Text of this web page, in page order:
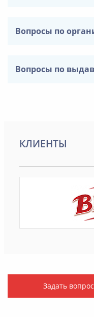
Вопросы по
Вопросы по
КЛИЕНТЫ
Задать вопрос